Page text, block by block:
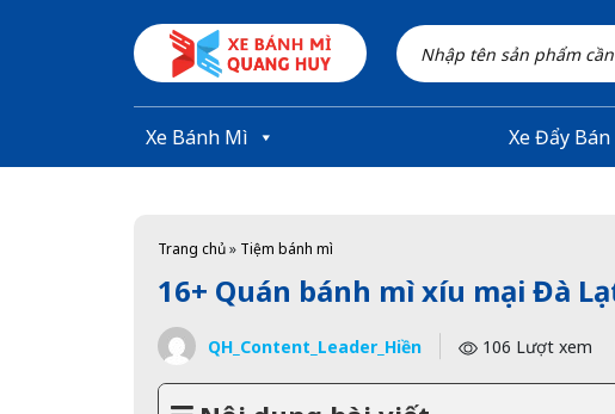
Xe Bánh Mì Xe Đẩy
Trang chủ» Tiệm bánh mì
16+ Quán bánh mì xíu mại Đà
QH_Content_Leader_Hiền 106 Lượt xem